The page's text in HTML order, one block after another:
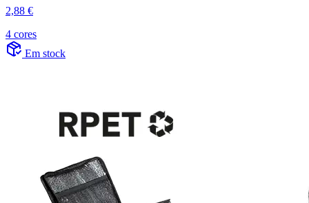
2,88 €
4 cores
Em stock